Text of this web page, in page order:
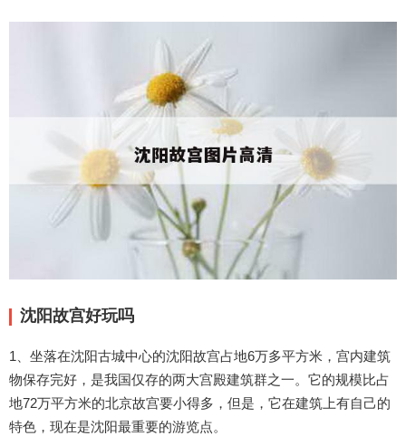
沈阳故宫好玩吗
1、坐落在沈阳古城中心的沈阳故宫占地6万多平方米，宫内建筑
物保存完好，是我国仅存的两大宫殿建筑群之一。它的规模比占
地72万平方米的北京故宫要小得多，但是，它在建筑上有自己的
特色，现在是沈阳最重要的游览点。